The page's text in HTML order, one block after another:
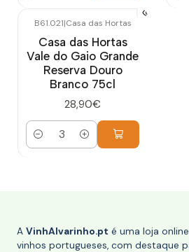
B61.021|Casa das Hortas
Casa das Hortas
Vale do Gaio Grande
Reserva Douro
Branco 75cl
28,90€
Quantidade
A VinhAlvarinho.pt é uma loja
vinhos portugueses, com destaque